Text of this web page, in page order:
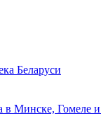
Беларуси
в Минске, Гомеле